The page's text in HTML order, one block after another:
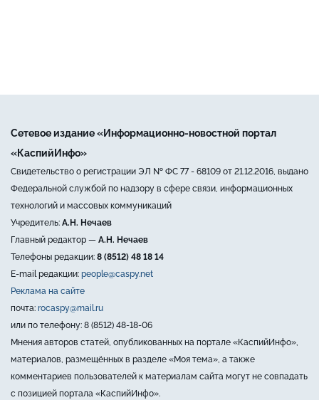
Сетевое издание «Информационно-новостной портал
«КаспийИнфо»
Свидетельство о регистрации ЭЛ № ФС 77 - 68109 от 21.12.2016, выдано
Федеральной службой по надзору в сфере связи, информационных
технологий и массовых коммуникаций
Учредитель: А.Н. Нечаев
Главный редактор — А.Н. Нечаев
Телефоны редакции: 8 (8512) 48 18 14
E-mail редакции: people@caspy.net
Реклама на сайте
почта: rocaspy@mail.ru
или по телефону: 8 (8512) 48-18-06
Мнения авторов статей, опубликованных на портале «КаспийИнфо»,
материалов, размещённых в разделе «Моя тема», а также
комментариев пользователей к материалам сайта могут не совпадать
с позицией портала «КаспийИнфо».